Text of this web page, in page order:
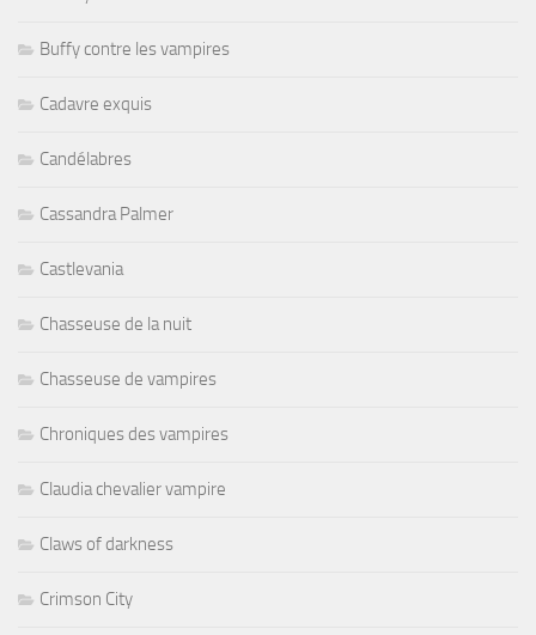
Buffy contre les vampires
Cadavre exquis
Candélabres
Cassandra Palmer
Castlevania
Chasseuse de la nuit
Chasseuse de vampires
Chroniques des vampires
Claudia chevalier vampire
Claws of darkness
Crimson City